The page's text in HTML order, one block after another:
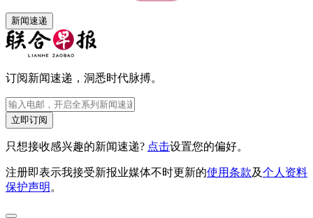
新闻速递
订阅新闻速递，洞悉时代脉搏。
立即订阅
只想接收感兴趣的新闻速递? 点击设置您的偏好。
注册即表示我接受新报业媒体不时更新的使用条款及个人资料
保护声明 。